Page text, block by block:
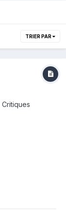
TRIER PAR
Critiques